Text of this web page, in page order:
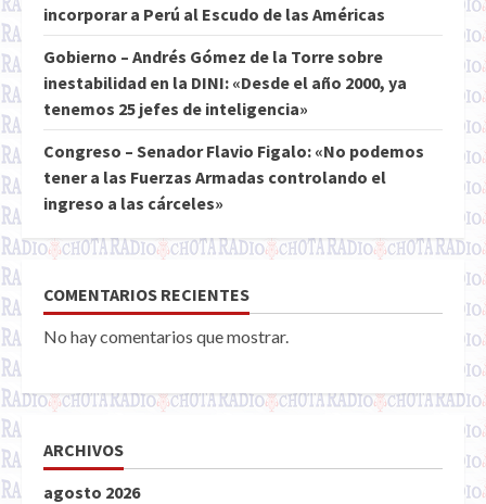
incorporar a Perú al Escudo de las Américas
Gobierno – Andrés Gómez de la Torre sobre
inestabilidad en la DINI: «Desde el año 2000, ya
tenemos 25 jefes de inteligencia»
Congreso – Senador Flavio Figalo: «No podemos
tener a las Fuerzas Armadas controlando el
ingreso a las cárceles»
COMENTARIOS RECIENTES
No hay comentarios que mostrar.
ARCHIVOS
agosto 2026